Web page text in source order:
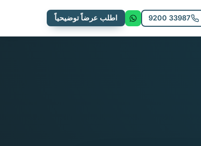
9200 33987 اطلب عرضاً توضيحياً